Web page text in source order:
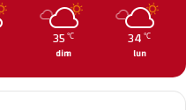
35 ℃
dim
34 ℃
lun